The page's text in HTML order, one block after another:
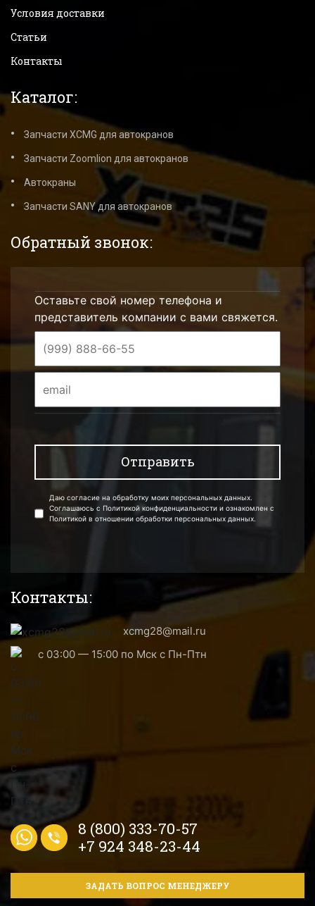
Условия доставки
Статьи
Контакты
Каталог:
Запчасти XCMG для автокранов
Запчасти Zoomlion для автокранов
Автокраны
Запчасти SANY для автокранов
Обратный звонок:
Оставьте свой номер телефона и
представитель компании с вами свяжется.
Даю согласие на обработку моих персональных данных.
Соглашаюсь с Политикой конфиденциальности и ознакомлен с
Политикой в отношении обработки персональных данных.
Контакты:
xcmg28@mail.ru
с 03:00 — 15:00 по Мск с Пн-Птн
8 (800) 333-70-57
+7 924 348-23-44
ЗАДАТЬ ВОПРОС МЕНЕДЖЕРУ